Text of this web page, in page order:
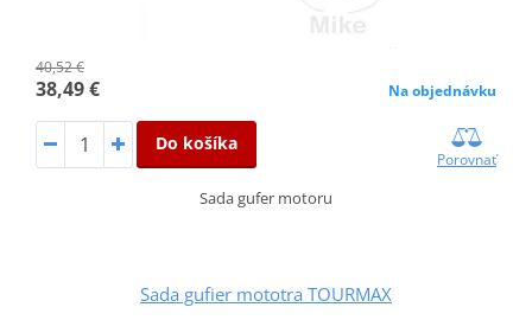
40,52 €
38,49 € Na objednávku
Do košíka
Porovnať
Sada gufer motoru
Sada gufier mototra TOURMAX